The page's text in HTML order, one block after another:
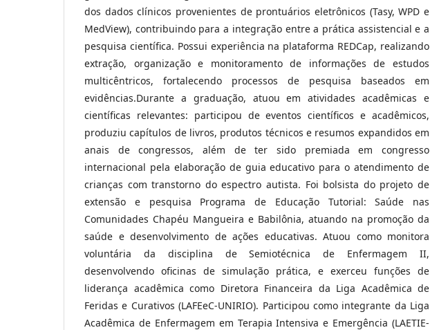
dos dados clínicos provenientes de prontuários eletrônicos (Tasy, WPD e
MedView), contribuindo para a integração entre a prática assistencial e a
pesquisa científica. Possui experiência na plataforma REDCap, realizando
extração, organização e monitoramento de informações de estudos
multicêntricos, fortalecendo processos de pesquisa baseados em
evidências.Durante a graduação, atuou em atividades acadêmicas e
científicas relevantes: participou de eventos científicos e acadêmicos,
produziu capítulos de livros, produtos técnicos e resumos expandidos em
anais de congressos, além de ter sido premiada em congresso
internacional pela elaboração de guia educativo para o atendimento de
crianças com transtorno do espectro autista. Foi bolsista do projeto de
extensão e pesquisa Programa de Educação Tutorial: Saúde nas
Comunidades Chapéu Mangueira e Babilônia, atuando na promoção da
saúde e desenvolvimento de ações educativas. Atuou como monitora
voluntária da disciplina de Semiotécnica de Enfermagem II,
desenvolvendo oficinas de simulação prática, e exerceu funções de
liderança acadêmica como Diretora Financeira da Liga Acadêmica de
Feridas e Curativos (LAFEeC-UNIRIO). Participou como integrante da Liga
Acadêmica de Enfermagem em Terapia Intensiva e Emergência (LAETIE-